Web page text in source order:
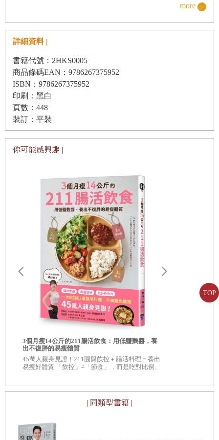
TOP
第四部 加工食品大戰
第十七章 食品分類
第十八章 食品中的有害成分
第十九章 食物營養流失
第二十章 食品添加劑
第二十二章 食品詐欺
第五部 食品警察到底在哪裡？
第二十三章 主流立場
第二十四章 美國農業部和食品藥物管理局沒殺人，卻眼睜睜
看人們走向死亡
第二十五章 真食物有益地球環境
第二十六章 真食物更經濟
第二十七章 不要加工食品
第二十八章 真食物案例
專有名詞與縮寫
為健康是種新德行的那天。我們不能因為貧窮或種族而羞辱
脂肪頂多三公斤，這在體重計上是秤不出差別來的，而且體
重正常的人也會有肝脂肪。重要的不是外表能看到的脂肪，
而是肉眼看不到的那些。
二、脂肪：這個詞是指體脂肪還是膳食脂肪？或者是後面很
快會談到的脂肪酸？或是「我穿這條褲子看起來屁股會不會
很大？」（友情提示：永遠不要回答這個問題。）有三分之
二的美國人依然相信「脂肪會讓人發胖」，雖然膳食脂肪確
以膳食脂肪真的不是增加體重的起因，因為它不會促進胰島
素分泌，反而是精製碳水化合物和糖才會使胰島素升高。
三、糖：這是指血糖（葡萄糖）還是飲食中的糖分（葡萄糖-
果糖）？食品業說「人需要糖才能生存」，雖然人確實需要
維持一定的血糖濃度，但卻並不必然要靠吃糖。事實上肝臟
可以從脂肪中的三酸甘油酯分解出甘油，用來合成葡萄糖
（請見圖7-3d），或是把胺基酸轉化為葡萄糖，這個過程稱
為糖質新生（Gluconeogenesis）。所以你根本不需要靠吃糖
來維持生命。事實上，地球上任何動物細胞都沒有依賴糖分
生存的必要性，這表示你可能只是想吃糖，但實際上糖對身
營養神話很難消除，就像佛地魔和吸血鬼一樣無法摧毀，尤
其是當食品業黑暗勢力（請見第二十三章）花大錢來維持和
神話，讓你可以「忘記」你原本信以為真的事。
▍卡路里並非都一樣
more
詳細資料 |
書籍代號：2HKS0005
商品條碼EAN：9786267375952
ISBN：9786267375952
印刷：黑白
頁數：448
裝訂：平裝
你可能感興趣 |
3個月瘦14公斤的211腸活飲食：用低鹽麴醬，養
出不復胖的易瘦體質
45萬人親身見證！211圓盤飲控＋腸活料理＝養出
易瘦好體質 「飲控」≠「節食」，而是吃對比例、
| 同類型書籍 |